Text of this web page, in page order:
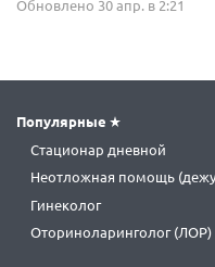
Обновлено 30 апр. в 2:21
Популярные
Стационар дневной
Неотложная помощь
Гинеколог
Оториноларинголог (ЛОР)